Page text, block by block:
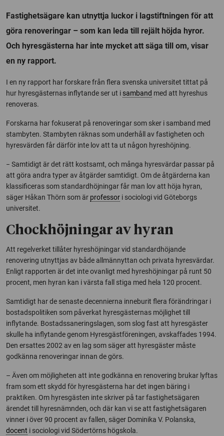
Fastighetsägare kan utnyttja luckor i lagstiftningen för att
göra renoveringar – som kan leda till rejält höjda hyror.
Och hyresgästerna har inte mycket att säga till om, visar
en ny rapport.
I en ny rapport har forskare från flera svenska universitet tittat på
hur hyresgästernas inflytande ser ut i samband med att hyreshus
renoveras.
Forskarna har fokuserat på renoveringar som sker i samband med
stambyten. Stambyten räknas som underhåll av fastigheten och
hyresvärden får därför inte lov att ta ut någon hyreshöjning.
− Samtidigt är det rätt kostsamt, och många hyresvärdar passar på
att göra andra typer av åtgärder samtidigt. Om de åtgärderna kan
klassificeras som standardhöjningar får man lov att höja hyran,
säger Håkan Thörn som är professor i sociologi vid Göteborgs
universitet.
Chockhöjningar av hyran
Att regelverket tillåter hyreshöjningar vid standardhöjande
renovering utnyttjas av både allmännyttan och privata hyresvärdar.
Enligt rapporten är det inte ovanligt med hyreshöjningar på runt 50
procent, men hyran kan i värsta fall stiga med hela 120 procent.
Samtidigt har de senaste decennierna inneburit flera förändringar i
bostadspolitiken som påverkat hyresgästernas möjlighet till
inflytande. Bostadssaneringslagen, som slog fast att hyresgäster
skulle ha inflytande genom Hyresgästföreningen, avskaffades 1994.
Den ersattes 2002 av en lag som säger att hyresgäster måste
godkänna renoveringar innan de görs.
– Även om möjligheten att inte godkänna en renovering brukar lyftas
fram som ett skydd för hyresgästerna har det ingen bäring i
praktiken. Om hyresgästen inte skriver på tar fastighetsägaren
ärendet till hyresnämnden, och där kan vi se att fastighetsägaren
vinner i över 90 procent av fallen, säger Dominika V. Polanska,
docent i sociologi vid Södertörns högskola.